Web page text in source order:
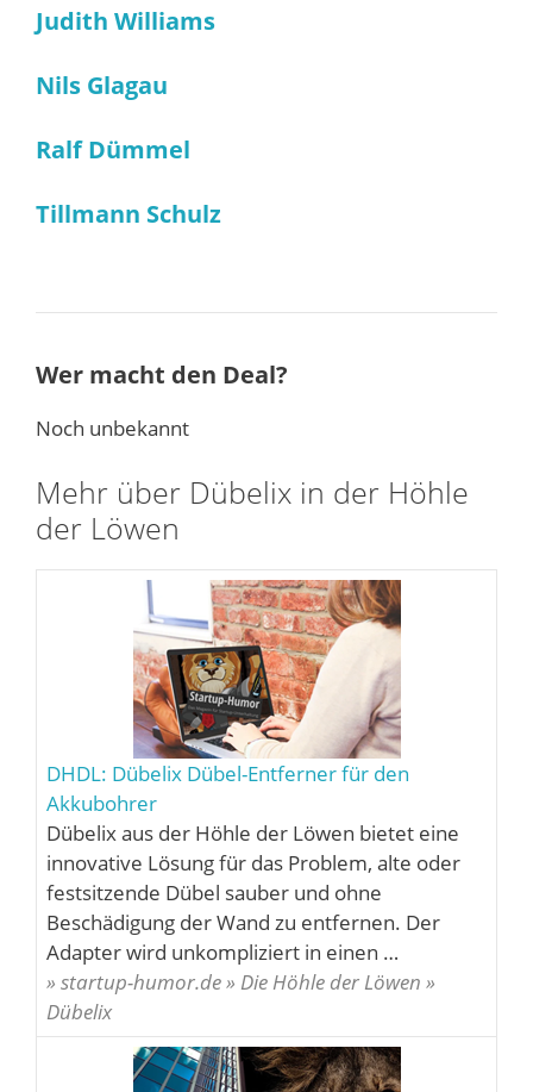
Judith Williams
Nils Glagau
Ralf Dümmel
Tillmann Schulz
Wer macht den Deal?
Noch unbekannt
Mehr über Dübelix in der Höhle
der Löwen
DHDL: Dübelix Dübel-Entferner für den
Akkubohrer
Dübelix aus der Höhle der Löwen bietet eine
innovative Lösung für das Problem, alte oder
festsitzende Dübel sauber und ohne
Beschädigung der Wand zu entfernen. Der
Adapter wird unkompliziert in einen …
» startup-humor.de » Die Höhle der Löwen »
Dübelix